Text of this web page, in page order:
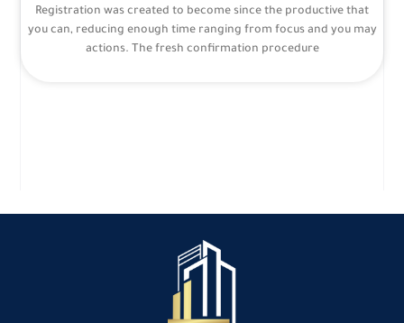
Registration was created to become since the productive that
you can, reducing enough time ranging from focus and you may
actions. The fresh confirmation procedure